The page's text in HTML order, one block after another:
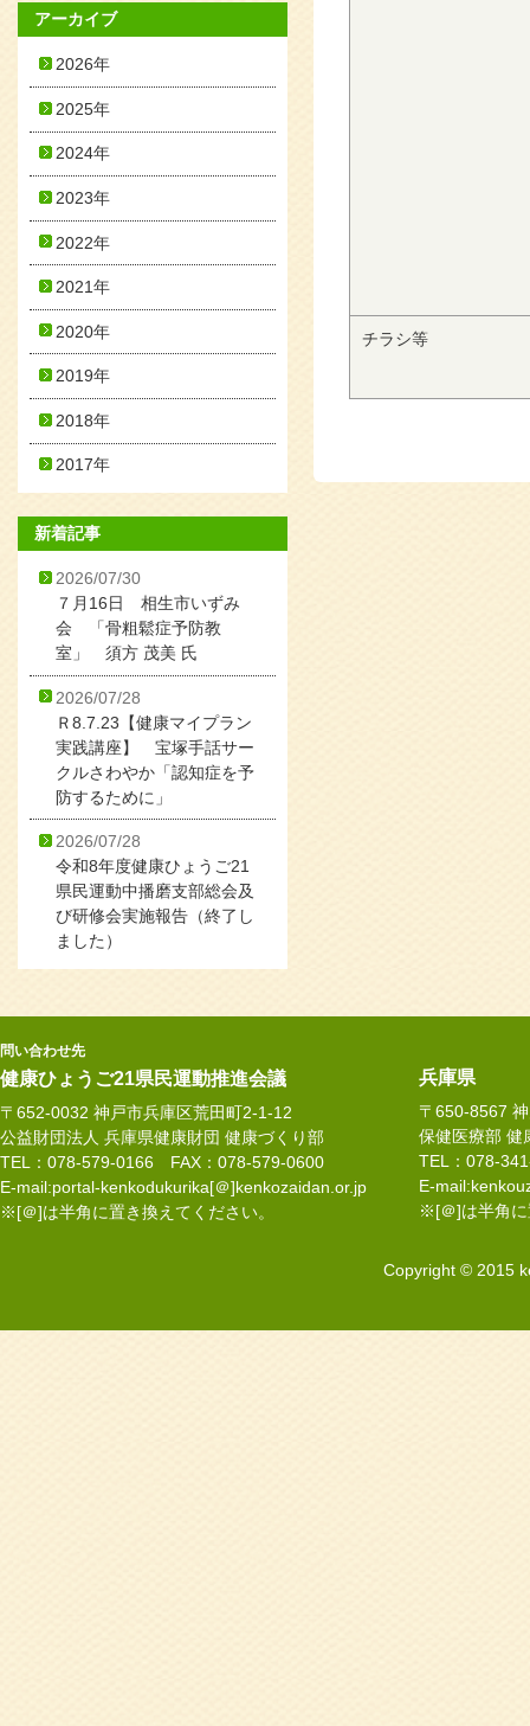
チラシ等
アーカイブ
2026年
2025年
2024年
2023年
2022年
2021年
2020年
2019年
2018年
2017年
新着記事
2026/07/30
７月16日 相生市いずみ
会 「骨粗鬆症予防教
室」 須方 茂美 氏
2026/07/28
Ｒ8.7.23【健康マイプラン
実践講座】 宝塚手話サー
クルさわやか「認知症を予
防するために」
2026/07/28
令和8年度健康ひょうご21
県民運動中播磨支部総会及
び研修会実施報告（終了し
ました）
問い合わせ先
健康ひょうご21県民運動推進会議
〒652-0032 神戸市兵庫区荒田町2-1-12
公益財団法人 兵庫県健康財団 健康づくり部
TEL：078-579-0166 FAX：078-579-0600
E-mail:portal-kenkodukurika[＠]kenkozaidan.or.jp
※[＠]は半角に置き換えてください。
兵庫県
〒650-8567
保健医療部 健
TEL：078-
E-
※[＠]は半角に
Copyright © 2015